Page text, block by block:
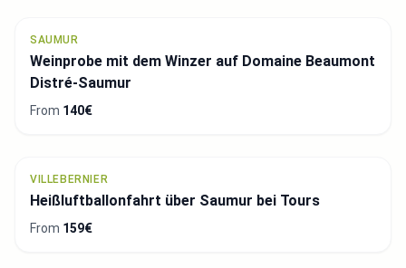
SAUMUR
Weinprobe mit dem Winzer auf Domaine Beaumont
Distré-Saumur
From 140€
VILLEBERNIER
Heißluftballonfahrt über Saumur bei Tours
From 159€